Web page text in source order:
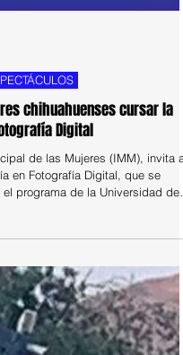
chihuahuenses cursar la
Digital
de las Mujeres (IMM), invita a
de las profesionistas,
quienes se desempeñan en el
y el periodismo,
sus actividades laborales
académica.